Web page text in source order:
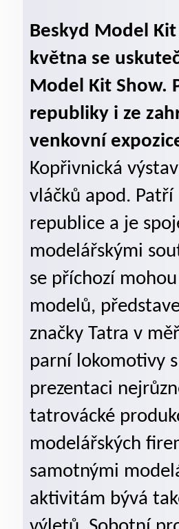
Beskyd Model
května se
Model Kit Show.
republiky i ze
venkovní
Kopřivnická
vláčků apod.
republice a je
modelářskými
se příchozí
modelů,
značky Tatra v
parní lokomotivy
prezentaci
tatrovácké
modelářských
samotnými
aktivitám bývá